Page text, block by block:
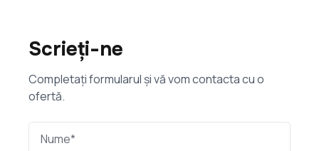
Scrieți-ne
Completați formularul și vă vom contacta cu o
ofertă.